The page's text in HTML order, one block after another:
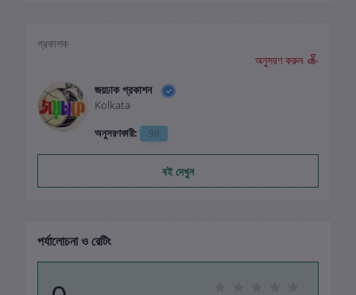
প্রকাশক
অনুসরণ করুন
জয়ঢাক প্রকাশন
Kolkata
অনুসরণকারী:
98
বই দেখুন
পর্যালোচনা ও রেটিং